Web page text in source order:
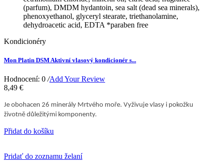
(parfum), DMDM hydantoin, sea salt (dead sea minerals),
phenoxyethanol, glyceryl stearate, triethanolamine,
dehydroacetic acid, EDTA *paraben free
Kondicionéry
Mon Platin DSM Aktivní vlasový kondicionér s...
Hodnocení: 0 /Add Your Review
8,49 €
Je obohacen 26 minerály Mrtvého moře. Vyživuje vlasy i pokožku
životně důležitými komponenty.
Přidat do košíku
Pridať do zoznamu želaní